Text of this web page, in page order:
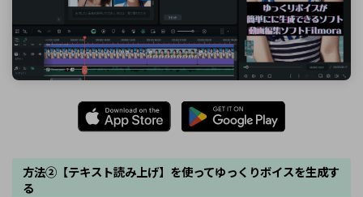
方法②【テキスト読み上げ】を使ってゆっくりボイスを生成す
る